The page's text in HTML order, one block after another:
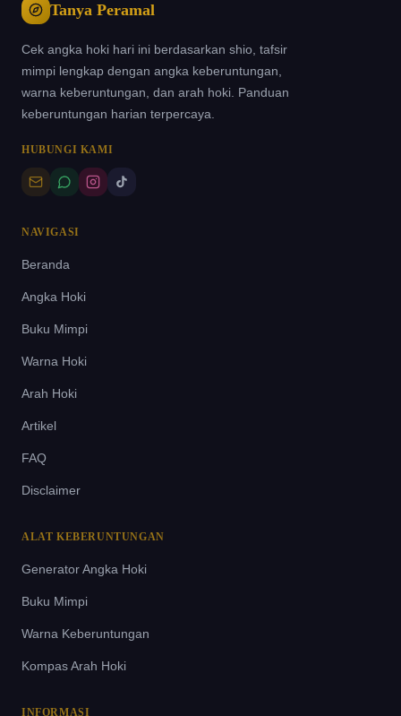
Tanya Peramal
Cek angka hoki hari ini berdasarkan shio, tafsir
mimpi lengkap dengan angka keberuntungan,
warna keberuntungan, dan arah hoki. Panduan
keberuntungan harian terpercaya.
HUBUNGI KAMI
NAVIGASI
Beranda
Angka Hoki
Buku Mimpi
Warna Hoki
Arah Hoki
Artikel
FAQ
Disclaimer
ALAT KEBERUNTUNGAN
Generator Angka Hoki
Buku Mimpi
Warna Keberuntungan
Kompas Arah Hoki
INFORMASI